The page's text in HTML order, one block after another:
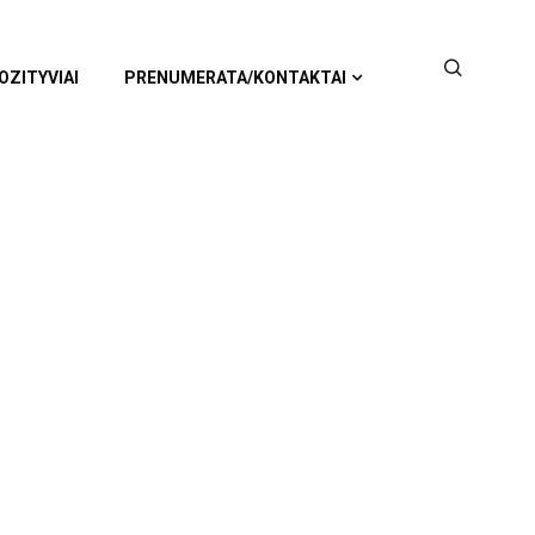
PRENUMERATA/KONTAKTAI